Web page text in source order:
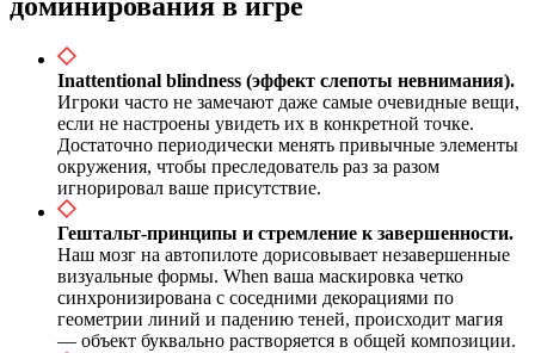
Inattentional blindness (эффект слепоты невнимания).
Игроки часто не замечают даже самые очевидные вещи,
если не настроены увидеть их в конкретной точке.
Достаточно периодически менять привычные элементы
окружения, чтобы преследователь раз за разом
игнорировал ваше присутствие.
Гештальт-принципы и стремление к завершенности.
Наш мозг на автопилоте дорисовывает незавершенные
визуальные формы. When ваша маскировка четко
синхронизирована с соседними декорациями по
геометрии линий и падению теней, происходит магия
— объект буквально растворяется в общей композиции.